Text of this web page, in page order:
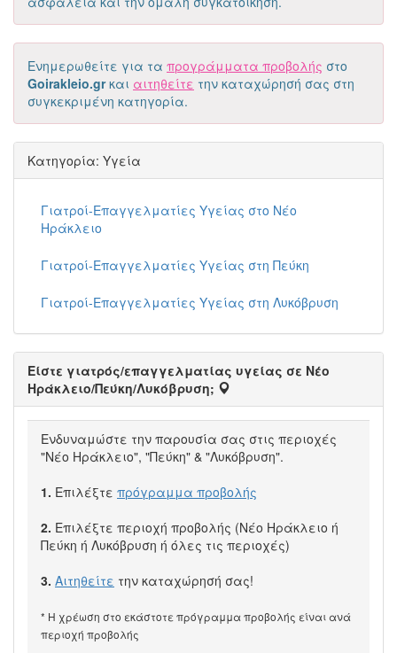
Ενημερωθείτε για τα προγράμματα προβολής στο
Goirakleio.grκαι αιτηθείτε την καταχώρησή σας στη
συγκεκριμένη κατηγορία.
Κατηγορία: Υγεία
Γιατροί-Επαγγελματίες Υγείας στο Νέο
Ηράκλειο
Γιατροί-Επαγγελματίες Υγείας στη Πεύκη
Γιατροί-Επαγγελματίες Υγείας στη Λυκόβρυση
Είστε γιατρός/επαγγελματίας υγείας σε Νέο
Ηράκλειο/Πεύκη/Λυκόβρυση;
Eνδυναμώστε την παρουσία σας στις περιοχές
"Νέο Ηράκλειο", "Πεύκη" & "Λυκόβρυση".
1. Επιλέξτε πρόγραμμα προβολής
2. Επιλέξτε περιοχή προβολής (Νέο Ηράκλειο ή
Πεύκη ή Λυκόβρυση ή όλες τις περιοχές)
3. Αιτηθείτε την καταχώρησή σας!
* Η χρέωση στο εκάστοτε πρόγραμμα προβολής είναι ανά
περιοχή προβολής